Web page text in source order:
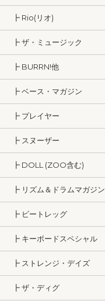
┣ Rio(リオ)
┣ ザ・ミュージック
┣ BURRN!他
┣ ベース・マガジン
┣ プレイヤー
┣ スヌーザー
┣ DOLL (ZOO含む)
┣ リズム＆ドラムマガジン
┣ ビートレッグ
┣ キーボードスペシャル
┣ ストレンジ・デイズ
┣ ザ・ディグ